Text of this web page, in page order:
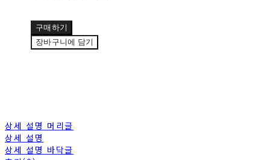
구매하기
장바구니에 담기
상세 설명 머리글
상세 설명
상세 설명 바닥글